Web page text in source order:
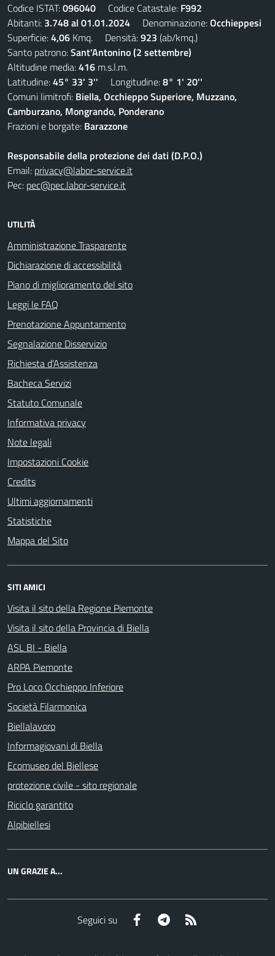
Codice ISTAT:096040 Codice Catastale: F992
Abitanti: 3.748 al 01.01.2024 Denominazione:Occhieppesi
Superficie:4,06 Kmq. Densità:923 (ab/kmq.)
Santo patrono:Sant'Antonino (2 settembre)
Altitudine media:416 m.s.l.m.
Latitudine:45° 33' 3'' Longitudine:8° 1' 20''
Comuni limitrofi: Biella, Occhieppo Superiore, Muzzano,
Camburzano, Mongrando, Ponderano
Frazioni e borgate: Barazzone
Responsabile della protezione dei dati (D.P.O.)
Email: privacy@labor-service.it
Pec: pec@pec.labor-service.it
UTILITÀ
Amministrazione Trasparente
Dichiarazione di accessibilità
Piano di miglioramento del sito
Leggi le FAQ
Prenotazione Appuntamento
Segnalazione Disservizio
Richiesta d'Assistenza
Bacheca Servizi
Statuto Comunale
Informativa privacy
Note legali
Impostazioni Cookie
Credits
Ultimi aggiornamenti
Statistiche
Mappa del Sito
SITI AMICI
Visita il sito della Regione Piemonte
Visita il sito della Provincia di Biella
ASL BI - Biella
ARPA Piemonte
Pro Loco Occhieppo Inferiore
Società Filarmonica
Biellalavoro
Informagiovani di Biella
Ecomuseo del Biellese
protezione civile - sito regionale
Riciclo garantito
Alpibiellesi
UN GRAZIE A...
Seguici su Facebook Telegram